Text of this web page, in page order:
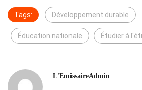
Tags: Développement durable
Éducation nationale Étudier à
L'EmissaireAdmin